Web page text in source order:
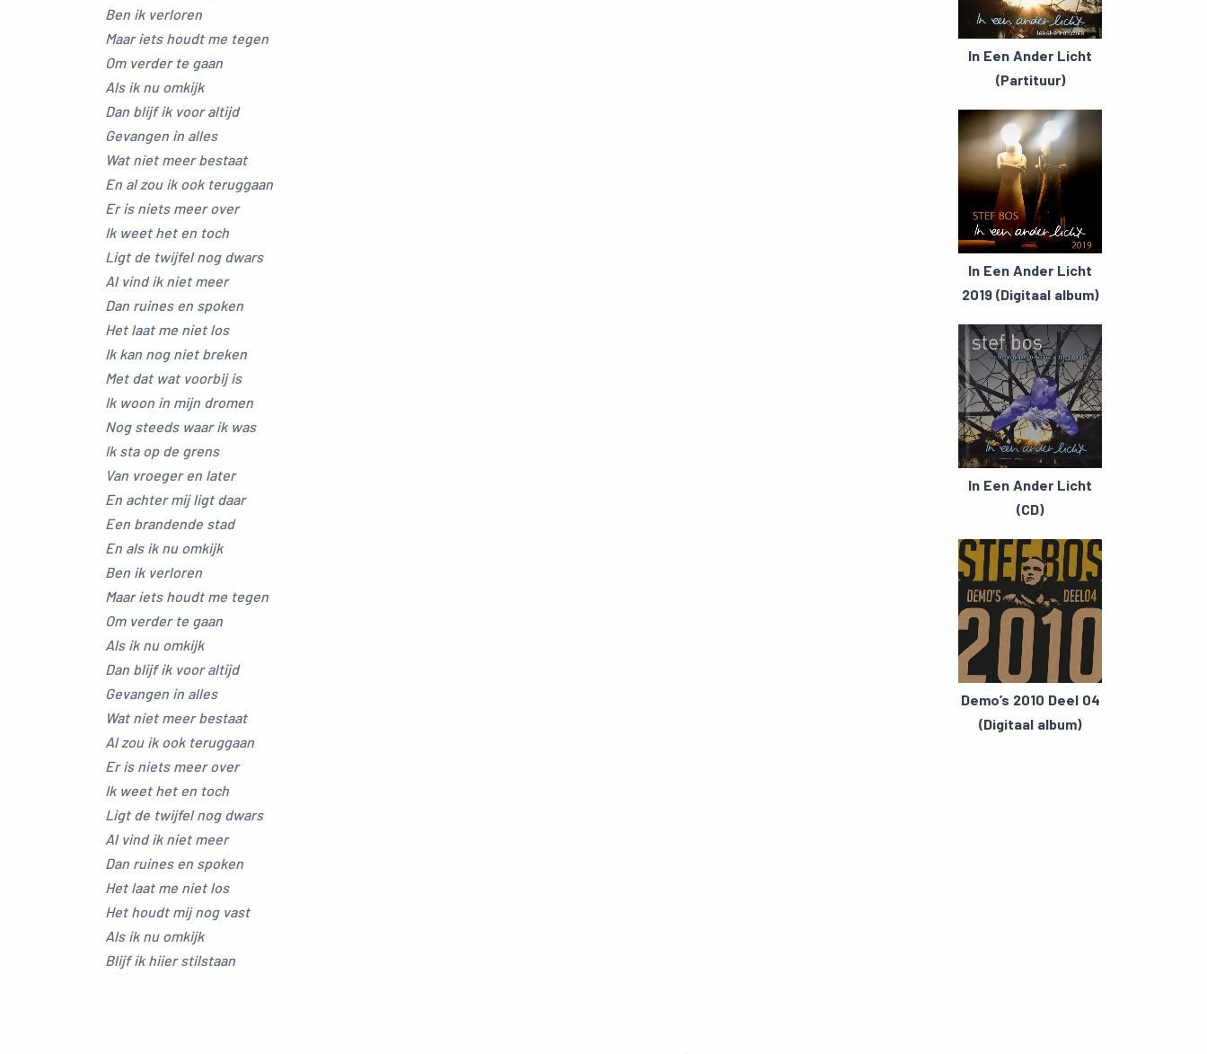
Ben ik verloren
Maar iets houdt me tegen
Om verder te gaan
Als ik nu omkijk
Dan blijf ik voor altijd
Gevangen in alles
Wat niet meer bestaat
En al zou ik ook teruggaan
Er is niets meer over
Ik weet het en toch
Ligt de twijfel nog dwars
Al vind ik niet meer
Dan ruines en spoken
Het laat me niet los
Ik kan nog niet breken
Met dat wat voorbij is
Ik woon in mijn dromen
Nog steeds waar ik was
Ik sta op de grens
Van vroeger en later
En achter mij ligt daar
Een brandende stad
En als ik nu omkijk
Ben ik verloren
Maar iets houdt me tegen
Om verder te gaan
Als ik nu omkijk
Dan blijf ik voor altijd
Gevangen in alles
Wat niet meer bestaat
Al zou ik ook teruggaan
Er is niets meer over
Ik weet het en toch
Ligt de twijfel nog dwars
Al vind ik niet meer
Dan ruines en spoken
Het laat me niet los
Het houdt mij nog vast
Als ik nu omkijk
Blijf ik hiier stilstaan
In Een Ander Licht
(Partituur)
In Een Ander Licht
2019 (Digitaal album)
In Een Ander Licht
(CD)
Demo’s 2010 Deel 04
(Digitaal album)